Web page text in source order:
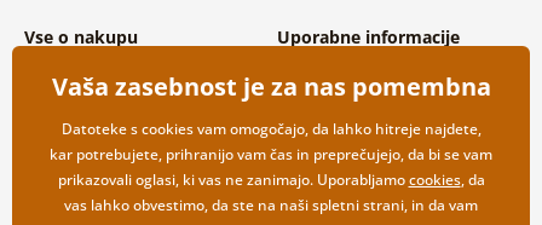
Vse o nakupu
Splošni in reklamacijski pogoji
Varovanje osebnih podatkov
Možnosti dostave in plačila
Vračilo blaga
Uporabne informacije
Pogosto zastavljena vprašanja
Kontakti
Veleprodaja
Vaša zasebnost je za nas pomembna
Datoteke s cookies vam omogočajo, da lahko hitreje najdete,
kar potrebujete, prihranijo vam čas in preprečujejo, da bi se vam
prikazovali oglasi, ki vas ne zanimajo. Uporabljamocookies, da
vas lahko obvestimo, da ste na naši spletni strani, in da vam